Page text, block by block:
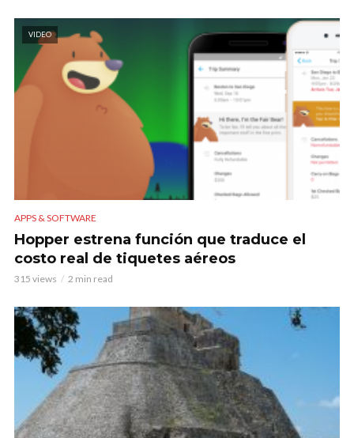
VIDEO
APPS & SOFTWARE
Hopper estrena función que traduce el
costo real de tiquetes aéreos
315 views 2 min read